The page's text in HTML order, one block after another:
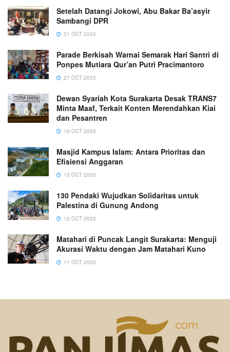
Setelah Datangi Jokowi, Abu Bakar Ba’asyir
Sambangi DPR
31 OCT 2025
Parade Berkisah Warnai Semarak Hari Santri di
Ponpes Mutiara Qur’an Putri Pracimantoro
27 OCT 2025
Dewan Syariah Kota Surakarta Desak TRANS7
Minta Maaf, Terkait Konten Merendahkan Kiai
dan Pesantren
16 OCT 2025
Masjid Kampus Islam: Antara Prioritas dan
Efisiensi Anggaran
13 OCT 2025
130 Pendaki Wujudkan Solidaritas untuk
Palestina di Gunung Andong
12 OCT 2025
Matahari di Puncak Langit Surakarta: Menguji
Akurasi Waktu dengan Jam Matahari Kuno
11 OCT 2025